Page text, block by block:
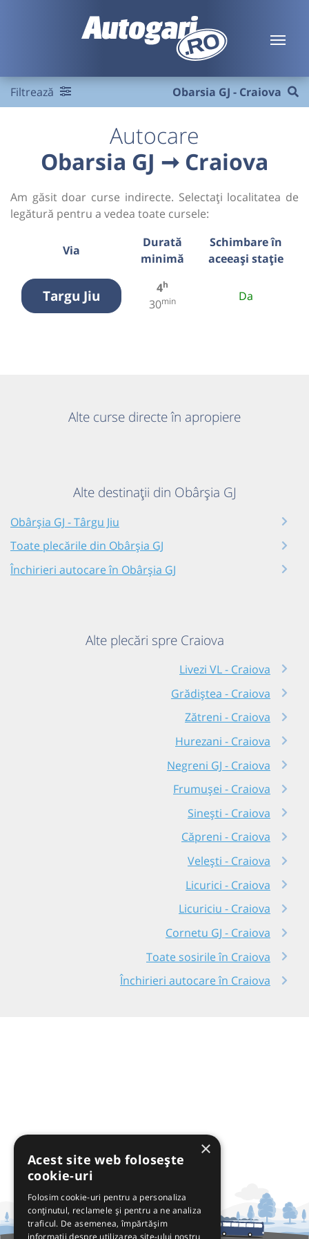
Filtrează Obarsia GJ - Craiova
Autocare
Obarsia GJ ➞ Craiova
Am găsit doar curse indirecte. Selectați localitatea de
legătură pentru a vedea toate cursele:
Via
Durată
minimă
Schimbare în
aceeași stație
Targu Jiu 4h
30min Da
Alte curse directe în apropiere
Alte destinații din Obârșia GJ
Obârșia GJ - Târgu Jiu
Toate plecările din Obârșia GJ
Închirieri autocare în Obârșia GJ
Alte plecări spre Craiova
Livezi VL - Craiova
Grădiștea - Craiova
Zătreni - Craiova
Hurezani - Craiova
Negreni GJ - Craiova
Frumușei - Craiova
Sinești - Craiova
Căpreni - Craiova
Velești - Craiova
Licurici - Craiova
Licuriciu - Craiova
Cornetu GJ - Craiova
Toate sosirile în Craiova
Închirieri autocare în Craiova
×
Acest site web folosește
cookie-uri
Folosim cookie-uri pentru a personaliza
conținutul, reclamele și pentru a ne analiza
traficul. De asemenea, împărtășim
informații despre utilizarea site-ului nostru